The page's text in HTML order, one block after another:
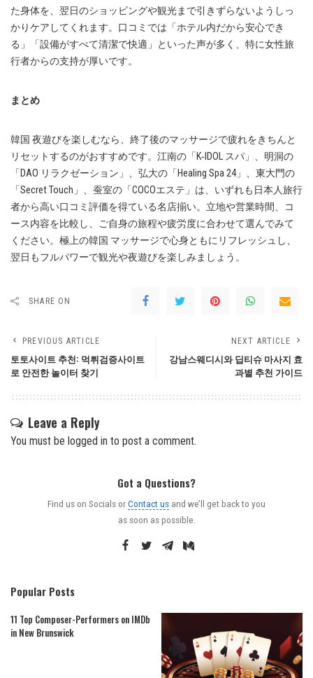
た身体を、翌日のショッピングや観光まで引きずらないようしっ
かりケアしてくれます。口コミでは「ホテル内だから安心でき
る」「設備がすべて清潔で快適」といった声が多く、特に女性旅
行者からの支持が厚いです。
まとめ
韓国 夜遊びを楽しむなら、終了後のマッサージで疲れをきちんと
リセットするのがおすすめです。江南の「K‑IDOL スパ」、明洞の
「DAO リラクゼーション」、弘大の「Healing Spa 24」、東大門の
「Secret Touch」、蚕室の「COCOエステ」は、いずれも日本人旅行
者から高い口コミ評価を得ている名店揃い。立地や営業時間、コ
ース内容を比較し、ご自身の旅程や疲労度に合わせて選んでみて
ください。極上の韓国 マッサージで心身ともにリフレッシュし、
翌日もフルパワーで観光や夜遊びを楽しみましょう。
SHARE ON
PREVIOUS ARTICLE
토토사이트 추천: 먹튀검증사이트
로 안전한 놀이터 찾기
NEXT ARTICLE
강남스웨디시와 딥티슈 마사지 효
과별 추천 가이드
Leave a Reply
You must be logged in to post a comment.
Got a Questions?
Find us on Socials orContact us and we’ll get back to you
as soon as possible.
Popular Posts
11 Top Composer-Performers on IMDb
in New Brunswick